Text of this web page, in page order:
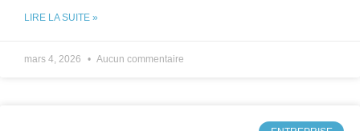
LIRE LA SUITE »
mars 4, 2026 Aucun commentaire